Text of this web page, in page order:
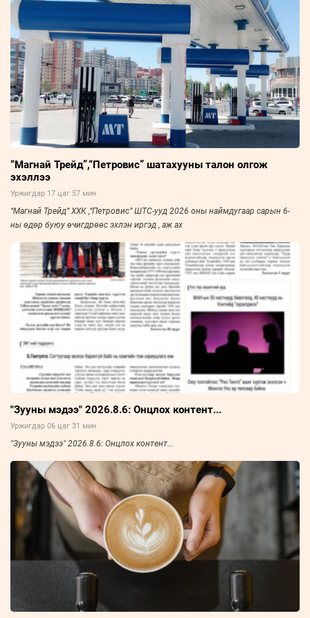
“Магнай Трейд”,“Петровис” шатахууны талон олгож
эхэллээ
Уржигдар 17 цаг 57 мин
“Магнай Трейд” ХХК ,“Петровис” ШТС-ууд 2026 оны наймдугаар сарын 6-
ны өдөр буюу өчигдрөөс эхлэн иргэд , аж ах
"Зууны мэдээ" 2026.8.6: Онцлох контент...
Уржигдар 06 цаг 31 мин
"Зууны мэдээ" 2026.8.6: Онцлох контент...